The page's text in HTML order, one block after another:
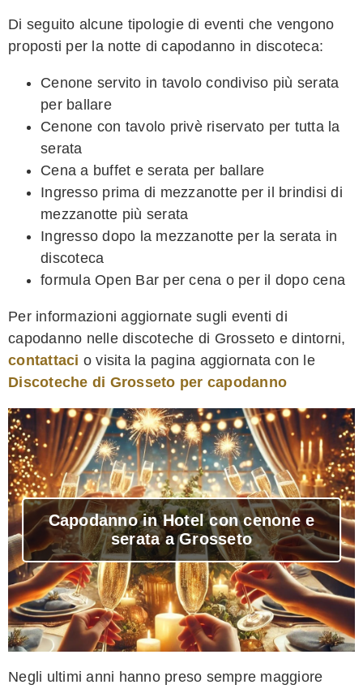
Di seguito alcune tipologie di eventi che vengono
proposti per la notte di capodanno in discoteca:
Cenone servito in tavolo condiviso più serata
per ballare
Cenone con tavolo privè riservato per tutta la
serata
Cena a buffet e serata per ballare
Ingresso prima di mezzanotte per il brindisi di
mezzanotte più serata
Ingresso dopo la mezzanotte per la serata in
discoteca
formula Open Bar per cena o per il dopo cena
Per informazioni aggiornate sugli eventi di
capodanno nelle discoteche di Grosseto e dintorni,
contattaci o visita la pagina aggiornata con le
Discoteche di Grosseto per capodanno
Capodanno in Hotel con cenone e
serata a Grosseto
Negli ultimi anni hanno preso sempre maggiore